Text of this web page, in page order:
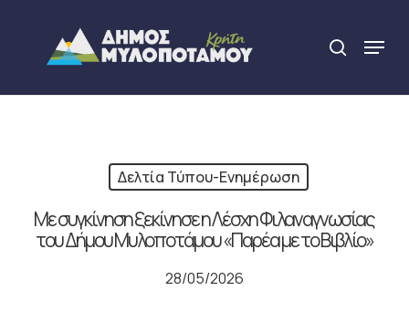
content
search
Menu
Δελτία Τύπου-Ενημέρωση
Με συγκίνηση ξεκίνησε η Λέσχη Φιλαναγνωσίας
του Δήμου Μυλοποτάμου «Παρέα με το Βιβλίο»
28/05/2026
Close